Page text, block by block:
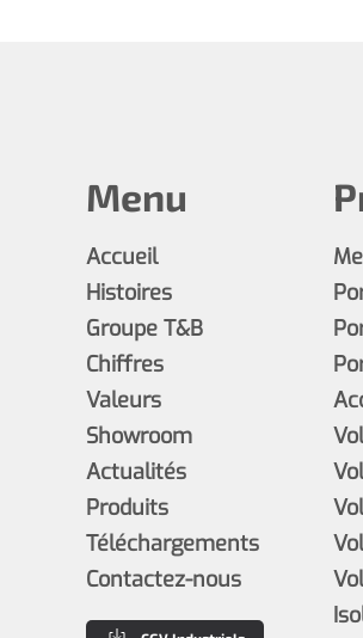
Menu
Accueil
Histoires
Groupe T&B
Chiffres
Valeurs
Showroom
Actualités
Produits
Téléchargements
Contactez-nous